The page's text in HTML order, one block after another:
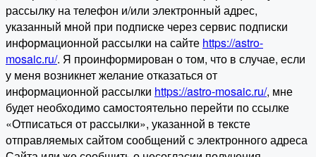
рассылку на телефон и/или электронный адрес,
указанный мной при подписке через сервис подписки
информационной рассылки на сайте https://astro-
mosaic.ru/. Я проинформирован о том, что в случае, если
у меня возникнет желание отказаться от
информационной рассылки https://astro-mosaic.ru/, мне
будет необходимо самостоятельно перейти по ссылке
«Отписаться от рассылки», указанной в тексте
отправляемых сайтом сообщений с электронного адреса